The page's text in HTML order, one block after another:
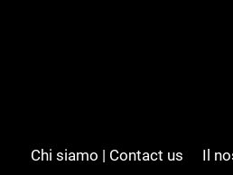
Chi siamo | Contact us
Il